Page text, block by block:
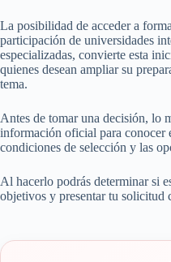
La posibilidad de acceder a
participación de universidades
especializadas, convierte esta
quienes desean ampliar su
tema.
Antes de tomar una decisión, lo
información oficial para conocer
condiciones de selección y las
Al hacerlo podrás determinar si
objetivos y presentar tu solicitud